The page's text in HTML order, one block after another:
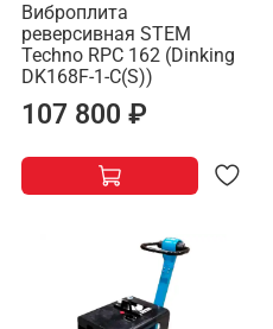
Виброплита
реверсивная STEM
Techno RPC 162 (Dinking
DK168F-1-C(S))
107 800 ₽